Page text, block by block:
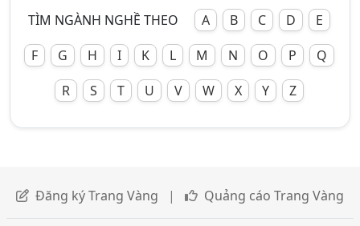
TÌM NGÀNH NGHỀ THEO A B C D
E
F
G H I K L M N O P
Q
R
S T U V W X Y Z
Đăng ký Trang Vàng | Quảng cáo Trang Vàng